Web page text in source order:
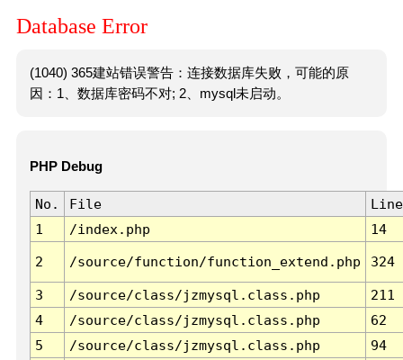
Database Error
(1040) 365建站错误警告：连接数据库失败，可能的原
因：1、数据库密码不对; 2、mysql未启动。
PHP Debug
No. File
Line
1
/index.php 14
2 /source/function/function_extend.php 324
3 /source/class/jzmysql.class.php
211
4
/source/class/jzmysql.class.php
62
5
/source/class/jzmysql.class.php
94